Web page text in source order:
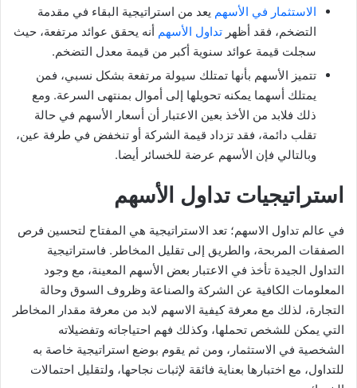
الاستثمار في الأسهم يعد من استراتيجية البقاء في مقدمة
التضخم، فقد أظهر تداول الأسهم أنه يحقق عوائد مرتفعة، حيث
سجلت قيمة عوائد سنوية أكبر من قيمة معدل التضخم.
تتميز الأسهم بأنها تمتلك سيولة مرتفعة بشكل نسبي، فمن
يمتلك أسهما يمكنه تحويلها إلى أموال بمنتهى السرعة. ومع
ذلك فلابد من الأخذ بعين الاعتبار أن أسعار الأسهم في حالة
تقلب دائمة، فقد تزداد قيمة الشركة أو تنخفض في طرفة عين،
وبالتالي فإن الأسهم عرضة للخسائر أيضا.
استراتيجيات تداول الأسهم
في عالم تداول الاسهم؛ تعد الاستراتيجية هي المفتاح لتحسين فرص
الصفقات المربحة، والطريق إلى تقليل المخاطر. فاستراتيجية
التداول الجيدة تأخذ في الاعتبار بعض الأسهم المعينة، مع وجود
المعلومات الكافية عن الشركة والصناعة وظروف السوق وحالة
التجارة، لذلك مع معرفة كيفية الاسهم لابد من معرفة مقدار المخاطر
التي يمكن للشخص تحملها، وكذلك فهم احتياجاته وتفضيلاته
الشخصية في الاستثمار، ومن ثم يقوم بوضع استراتيجية خاصة به
للتداول، مع اختبارها بعناية فائقة لإثبات نجاحها، ولتقليل احتمالات